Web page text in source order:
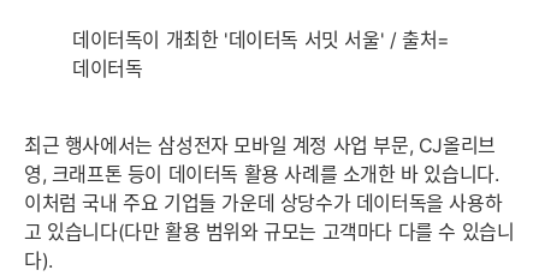
데이터독이 개최한 '데이터독 서밋 서울' / 출처=
데이터독
최근 행사에서는 삼성전자 모바일 계정 사업 부문, CJ올리브
영, 크래프톤 등이 데이터독 활용 사례를 소개한 바 있습니다.
이처럼 국내 주요 기업들 가운데 상당수가 데이터독을 사용하
고 있습니다(다만 활용 범위와 규모는 고객마다 다를 수 있습니
다).